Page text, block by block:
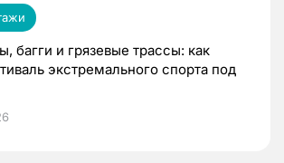
багги и грязевые трассы: как
экстремального спорта под